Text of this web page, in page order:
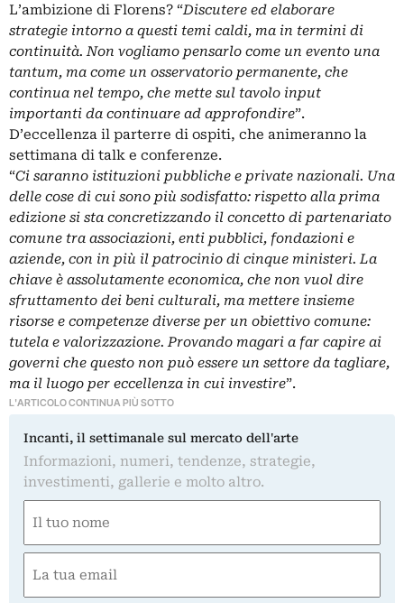
L’ambizione di Florens? “Discutere ed elaborare
strategie intorno a questi temi caldi, ma in termini di
continuità. Non vogliamo pensarlo come un evento una
tantum, ma come un osservatorio permanente, che
continua nel tempo, che mette sul tavolo input
importanti da continuare ad approfondire”.
D’eccellenza il parterre di ospiti, che animeranno la
settimana di talk e conferenze.
“Ci saranno istituzioni pubbliche e private nazionali. Una
delle cose di cui sono più sodisfatto: rispetto alla prima
edizione si sta concretizzando il concetto di partenariato
comune tra associazioni, enti pubblici, fondazioni e
aziende, con in più il patrocinio di cinque ministeri. La
chiave è assolutamente economica, che non vuol dire
sfruttamento dei beni culturali, ma mettere insieme
risorse e competenze diverse per un obiettivo comune:
tutela e valorizzazione. Provando magari a far capire ai
governi che questo non può essere un settore da tagliare,
ma il luogo per eccellenza in cui investire”.
L'ARTICOLO CONTINUA PIÙ SOTTO
Incanti, il settimanale sul mercato dell'arte
Informazioni, numeri, tendenze, strategie,
investimenti, gallerie e molto altro.
(Required)
First
(Required)